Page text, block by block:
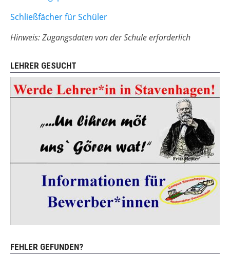
Schließfächer für Schüler
Hinweis: Zugangsdaten von der Schule erforderlich
LEHRER GESUCHT
FEHLER GEFUNDEN?